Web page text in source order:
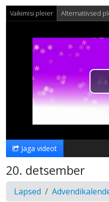
Vaikimisi pleier Alternatiivsed
Jaga videot
20. detsember
Lapsed